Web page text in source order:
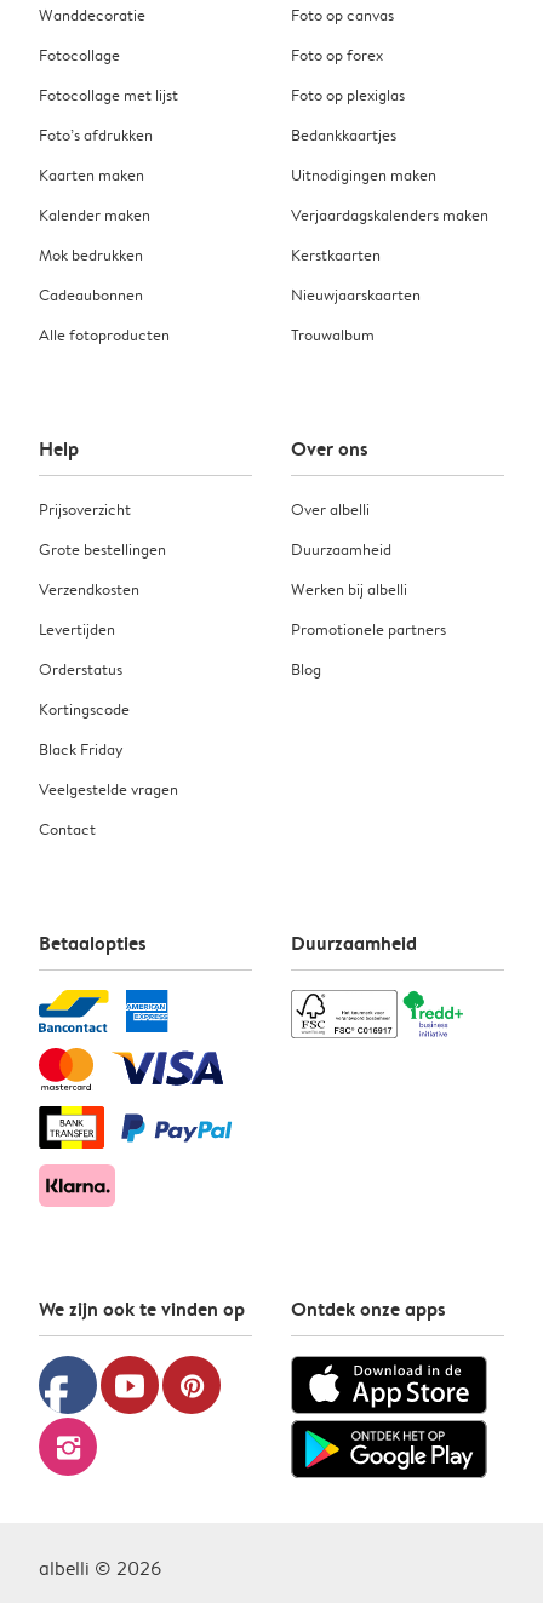
Wanddecoratie
Fotocollage
Fotocollage met lijst
Foto’s afdrukken
Kaarten maken
Kalender maken
Mok bedrukken
Cadeaubonnen
Alle fotoproducten
Foto op canvas
Foto op forex
Foto op plexiglas
Bedankkaartjes
Uitnodigingen maken
Verjaardagskalenders maken
Kerstkaarten
Nieuwjaarskaarten
Trouwalbum
Help
Prijsoverzicht
Grote bestellingen
Verzendkosten
Levertijden
Orderstatus
Kortingscode
Black Friday
Veelgestelde vragen
Contact
Over ons
Over albelli
Duurzaamheid
Werken bij albelli
Promotionele partners
Blog
Betaalopties Duurzaamheid
We zijn ook te vinden op
facebook youtube pinterest
instagram
Ontdek onze apps
albelli © 2026